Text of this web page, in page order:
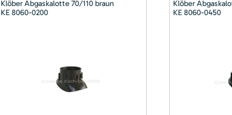
Klöber Abgaskalotte 70/110 braun
KE 8060-0200
Klöber
KE 8060-0450